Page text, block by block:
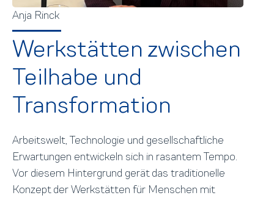
Anja Rinck
Werkstätten zwischen
Teilhabe und
Transformation
Arbeitswelt, Technologie und gesellschaftliche
Erwartungen entwickeln sich in rasantem Tempo.
Vor diesem Hintergrund gerät das traditionelle
Konzept der Werkstätten für Menschen mit